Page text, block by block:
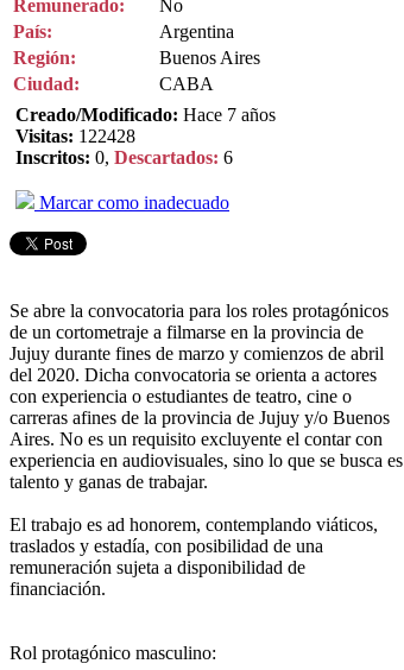
Remunerado:
No
País:
Argentina
Región:
Buenos Aires
Ciudad:
CABA
Creado/Modificado: Hace 7 años
Visitas: 122428
Inscritos: 0, Descartados: 6
Marcar como inadecuado
Se abre la convocatoria para los roles protagónicos
de un cortometraje a filmarse en la provincia de
Jujuy durante fines de marzo y comienzos de abril
del 2020. Dicha convocatoria se orienta a actores
con experiencia o estudiantes de teatro, cine o
carreras afines de la provincia de Jujuy y/o Buenos
Aires. No es un requisito excluyente el contar con
experiencia en audiovisuales, sino lo que se busca es
talento y ganas de trabajar.
El trabajo es ad honorem, contemplando viáticos,
traslados y estadía, con posibilidad de una
remuneración sujeta a disponibilidad de
financiación.
Rol protagónico masculino: